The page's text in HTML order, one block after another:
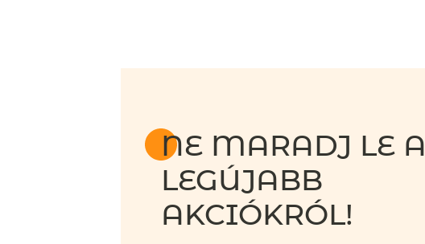
NE MARADJ LE A
LEGÚJABB
AKCIÓKRÓL!